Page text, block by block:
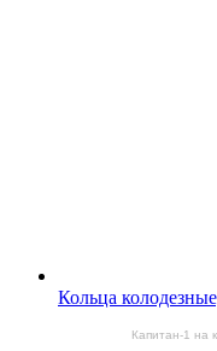
Капитан-1 на
Кольца